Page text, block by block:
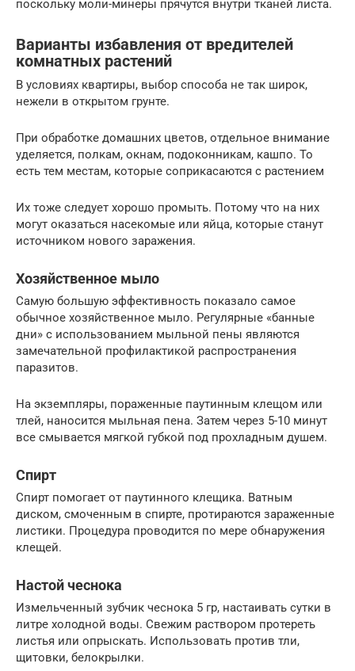
поскольку моли-минеры прячутся внутри тканей листа.
Варианты избавления от вредителей
комнатных растений
В условиях квартиры, выбор способа не так широк,
нежели в открытом грунте.
При обработке домашних цветов, отдельное внимание
уделяется, полкам, окнам, подоконникам, кашпо. То
есть тем местам, которые соприкасаются с растением
Их тоже следует хорошо промыть. Потому что на них
могут оказаться насекомые или яйца, которые станут
источником нового заражения.
Хозяйственное мыло
Самую большую эффективность показало самое
обычное хозяйственное мыло. Регулярные «банные
дни» с использованием мыльной пены являются
замечательной профилактикой распространения
паразитов.
На экземпляры, пораженные паутинным клещом или
тлей, наносится мыльная пена. Затем через 5-10 минут
все смывается мягкой губкой под прохладным душем.
Спирт
Спирт помогает от паутинного клещика. Ватным
диском, смоченным в спирте, протираются зараженные
листики. Процедура проводится по мере обнаружения
клещей.
Настой чеснока
Измельченный зубчик чеснока 5 гр, настаивать сутки в
литре холодной воды. Свежим раствором протереть
листья или опрыскать. Использовать против тли,
щитовки, белокрылки.